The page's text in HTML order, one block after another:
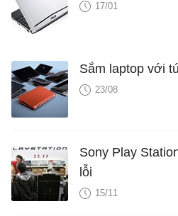
17/01
Sắm laptop với
23/08
Sony Play
lỗi
15/11